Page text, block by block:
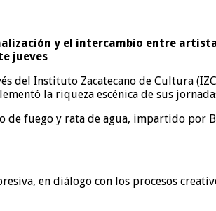
y el intercambio entre
jueves
del Instituto Zacatecano de Cultura
la riqueza escénica de sus
de fuego y rata de agua, impartido por
en diálogo con los procesos